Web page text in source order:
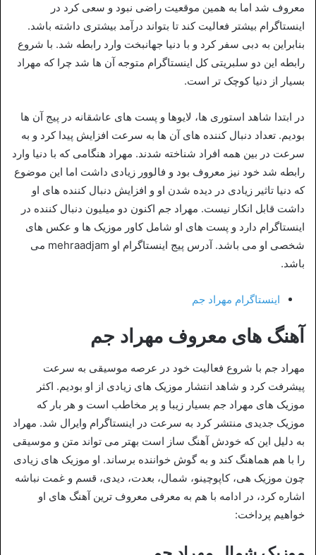
معروف شد اما به همین موقعیت راضی نبود و سعی کرد در
اینستاگرام بیشتر فعالیت کند تا بتواند درآمد بیشتری داشته باشد.
بنابراین به دبی سفر کرد و با دنیا جهانبخت وارد رابطه شد. با شروع
رابطه این دو سلبریتی کل اینستاگرام متوجه آن ها شد چرا که مهراد
بسیار از دنیا کوچک تر است.
در ابتدا شاهد استوری ها، لایوها و پست های عاشقانه در پیج آن ها
بودیم. تعداد دنبال کننده های آن ها به سرعت افزایش پیدا کرد و به
سرعت در بین همه افراد شناخته شدند. مهراد هنگامی که با دنیا وارد
رابطه شد خود نیز معروف بود و فالوور زیادی داشت اما این موضوع
که دنیا تاثیر زیادی در دیده شدن او و افزایش دنبال کننده های او
داشت قابل انکار نیست. مهراد جم اکنون دو میلیون دنبال کننده در
اینستاگرام دارد و پست های او شامل کاور موزیک ها و عکس های
شخصی او می باشد. آدرس پیج اینستاگرام او mehraadjam می
باشد.
اینستاگرام مهراد جم
آهنگ های معروف مهراد جم
مهراد جم با شروع فعالیت خود در عرصه موسیقی به سرعت
پیشرفت کرد و شاهد انتشار موزیک های زیادی از او بودیم. اکثر
موزیک های مهراد جم بسیار زیبا و پر مخاطب است و هر بار که
موزیک جدیدی منتشر کرد به سرعت در اینستاگرام وایرال شد. مهراد
به دلیل این که خودش آهنگ ساز است بهتر می تواند متن و موسیقی
را با هم هماهنگ کند و به گوش خواننده برساند. او موزیک های زیادی
چون موزیک هی، کاپوچینو، شمال، بعدت، دیدی، قسم و غمت نباشه
اشاره کرد، در ادامه با هم به معرفی معروف ترین آهنگ های او
خواهیم پرداخت: